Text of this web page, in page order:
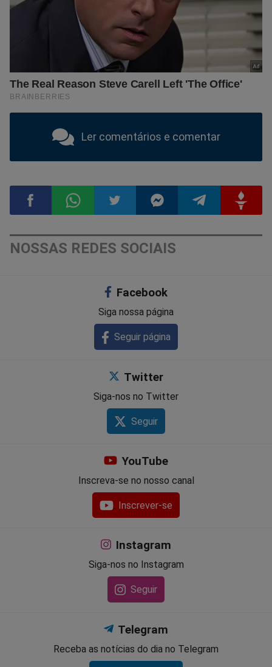
Ler comentários e comentar
CompartilharCompartilhar
Whatsapp
Compartilhar
Twitter
Compartilhar
Messenger
NOSSAS REDES SOCIAIS
Facebook
Siga nossa página
Seguir página
Twitter
Siga-nos no Twitter
Seguir
YouTube
Inscreva-se no nosso canal
Inscrever-se
Instagram
Siga-nos no Instagram
Seguir
Telegram
Receba as notícias do dia no Telegram